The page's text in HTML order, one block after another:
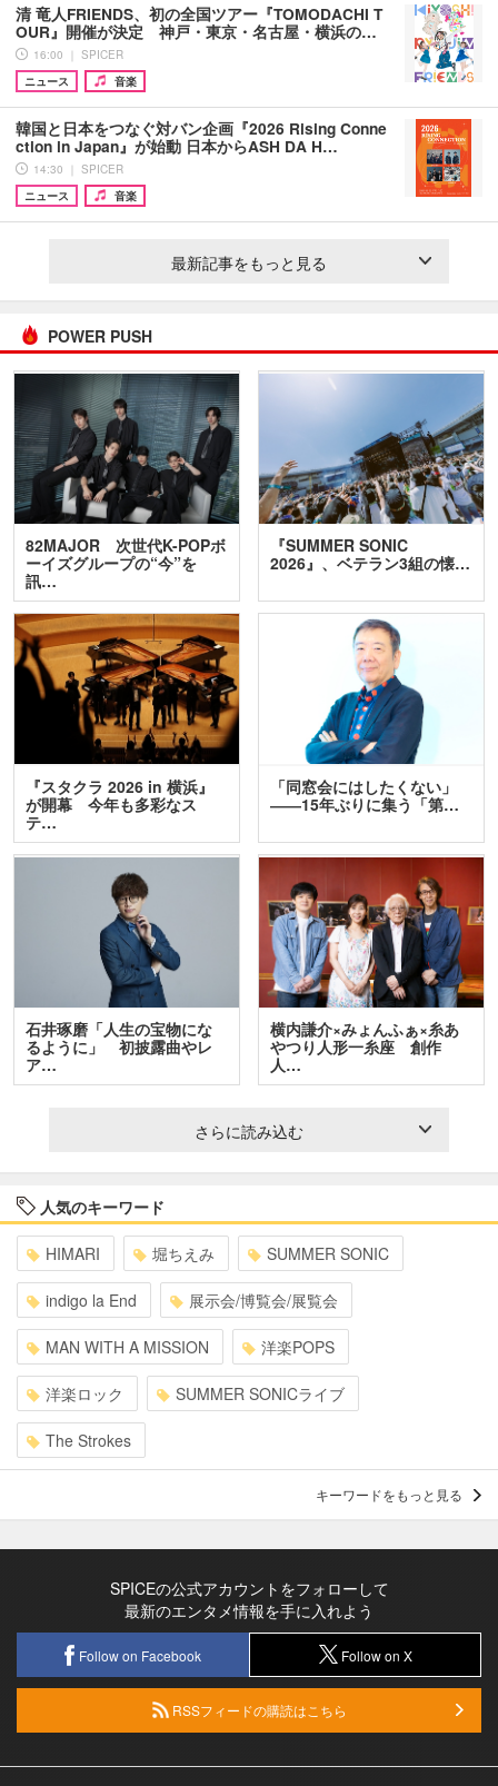
清 竜人FRIENDS、初の全国ツアー『TOMODACHI T
OUR』開催が決定 神戸・東京・名古屋・横浜の…
16:00 ｜ SPICER
ニュース
音楽
韓国と日本をつなぐ対バン企画『2026 Rising Conne
ction in Japan』が始動 日本からASH DA H…
14:30 ｜ SPICER
ニュース
音楽
最新記事をもっと見る
POWER PUSH
82MAJOR 次世代K-POPボ
ーイズグループの“今”を
訊…
『SUMMER SONIC
2026』、ベテラン3組の懐…
『スタクラ 2026 in 横浜』
が開幕 今年も多彩なス
テ…
「同窓会にはしたくない」
――15年ぶりに集う「第…
石井琢磨「人生の宝物にな
るように」 初披露曲やレ
ア…
横内謙介×みょんふぁ×糸あ
やつり人形一糸座 創作
人…
さらに読み込む
人気のキーワード
HIMARI 堀ちえみ SUMMER SONIC
indigo la End 展示会/博覧会/展覧会
MAN WITH A MISSION 洋楽POPS
洋楽ロック SUMMER SONICライブ
The Strokes
キーワードをもっと見る
SPICEの公式アカウントをフォローして
最新のエンタメ情報を手に入れよう
Follow on Facebook Follow on X
RSSフィードの購読はこちら